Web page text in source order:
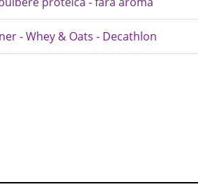
- Whey & Oats - Decathlon